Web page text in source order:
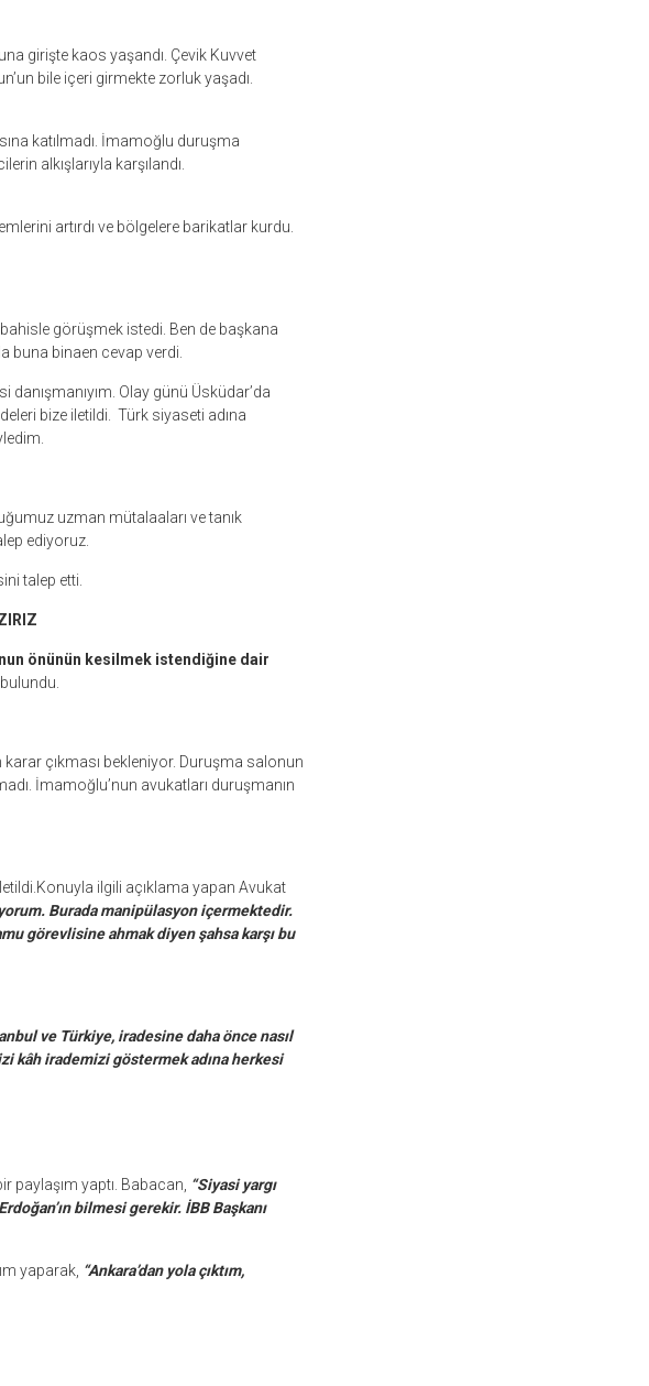
girişte kaos yaşandı. Çevik Kuvvet
bile içeri girmekte zorluk yaşadı.
katılmadı. İmamoğlu duruşma
alkışlarıyla karşılandı.
artırdı ve bölgelere barikatlar kurdu.
görüşmek istedi. Ben de başkana
buna binaen cevap verdi.
danışmanıyım. Olay günü Üsküdar’da
bize iletildi. Türk siyaseti adına
uzman mütalaaları ve tanık
ediyoruz.
talep etti.
önünün kesilmek istendiğine dair
çıkması bekleniyor. Duruşma salonun
İmamoğlu’nun avukatları duruşmanın
ilgili açıklama yapan Avukat
Burada manipülasyon içermektedir.
görevlisine ahmak diyen şahsa karşı bu
ve Türkiye, iradesine daha önce nasıl
kâh irademizi göstermek adına herkesi
paylaşım yaptı. Babacan, “Siyasi yargı
bilmesi gerekir. İBB Başkanı
yaparak, “Ankara’dan yola çıktım,